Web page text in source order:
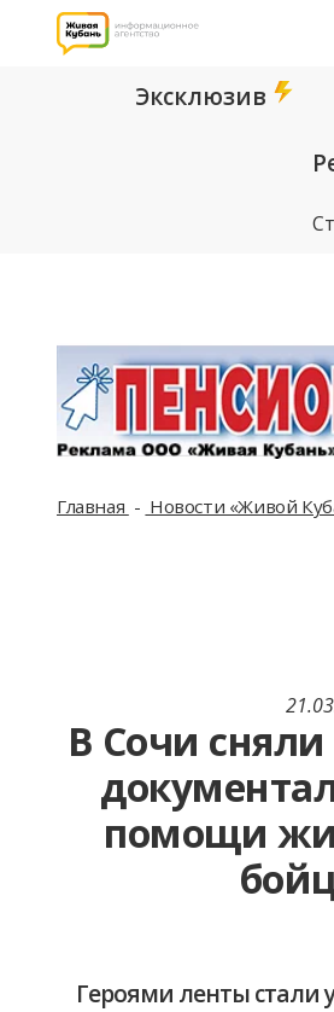
Эксклюзив
Главная Новости «Живой
В Сочи
помощи
Героями ленты стали